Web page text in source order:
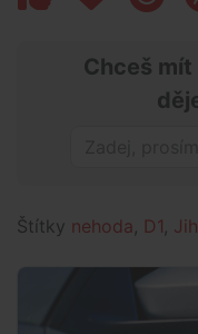
Chceš mít
Štítky nehoda D1